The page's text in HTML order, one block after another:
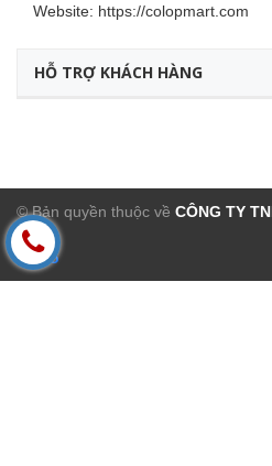
Website: https://colopmart.com
HỖ TRỢ KHÁCH HÀNG
© Bản quyền thuộc về CÔNG TY
Sapo